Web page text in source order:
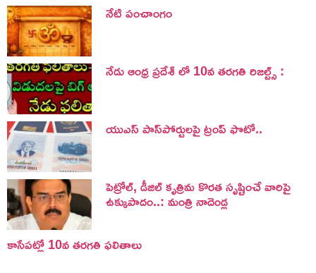
నేటి పంచాంగం
నేడు ఆంధ్ర ప్రదేశ్ లో 10వ తరగతి రిజల్ట్స్ :
యుఎస్ పాస్‌పోర్టులపై ట్రంప్‌ ఫొటో..
పెట్రోల్, డీజిల్ కృత్రిమ కొరత సృష్టించే వారిపై
ఉక్కుపాదం..: మంత్రి నాదెండ్ల
కాసేపట్లో 10వ తరగతి ఫలితాలు